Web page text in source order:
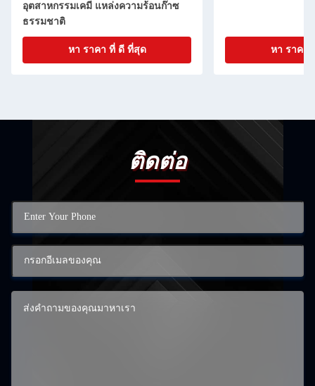
อุตสาหกรรมเคมี แหล่งความร้อนก๊าซ
ธรรมชาติ
หา ราคา ที่ ดี ที่สุด หา ราคา
ติดต่อ